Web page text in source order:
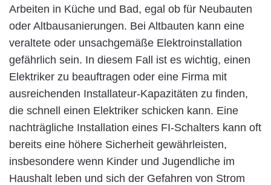
Arbeiten in Küche und Bad, egal ob für Neubauten
oder Altbausanierungen. Bei Altbauten kann eine
veraltete oder unsachgemäße Elektroinstallation
gefährlich sein. In diesem Fall ist es wichtig, einen
Elektriker zu beauftragen oder eine Firma mit
ausreichenden Installateur-Kapazitäten zu finden,
die schnell einen Elektriker schicken kann. Eine
nachträgliche Installation eines FI-Schalters kann oft
bereits eine höhere Sicherheit gewährleisten,
insbesondere wenn Kinder und Jugendliche im
Haushalt leben und sich der Gefahren von Strom